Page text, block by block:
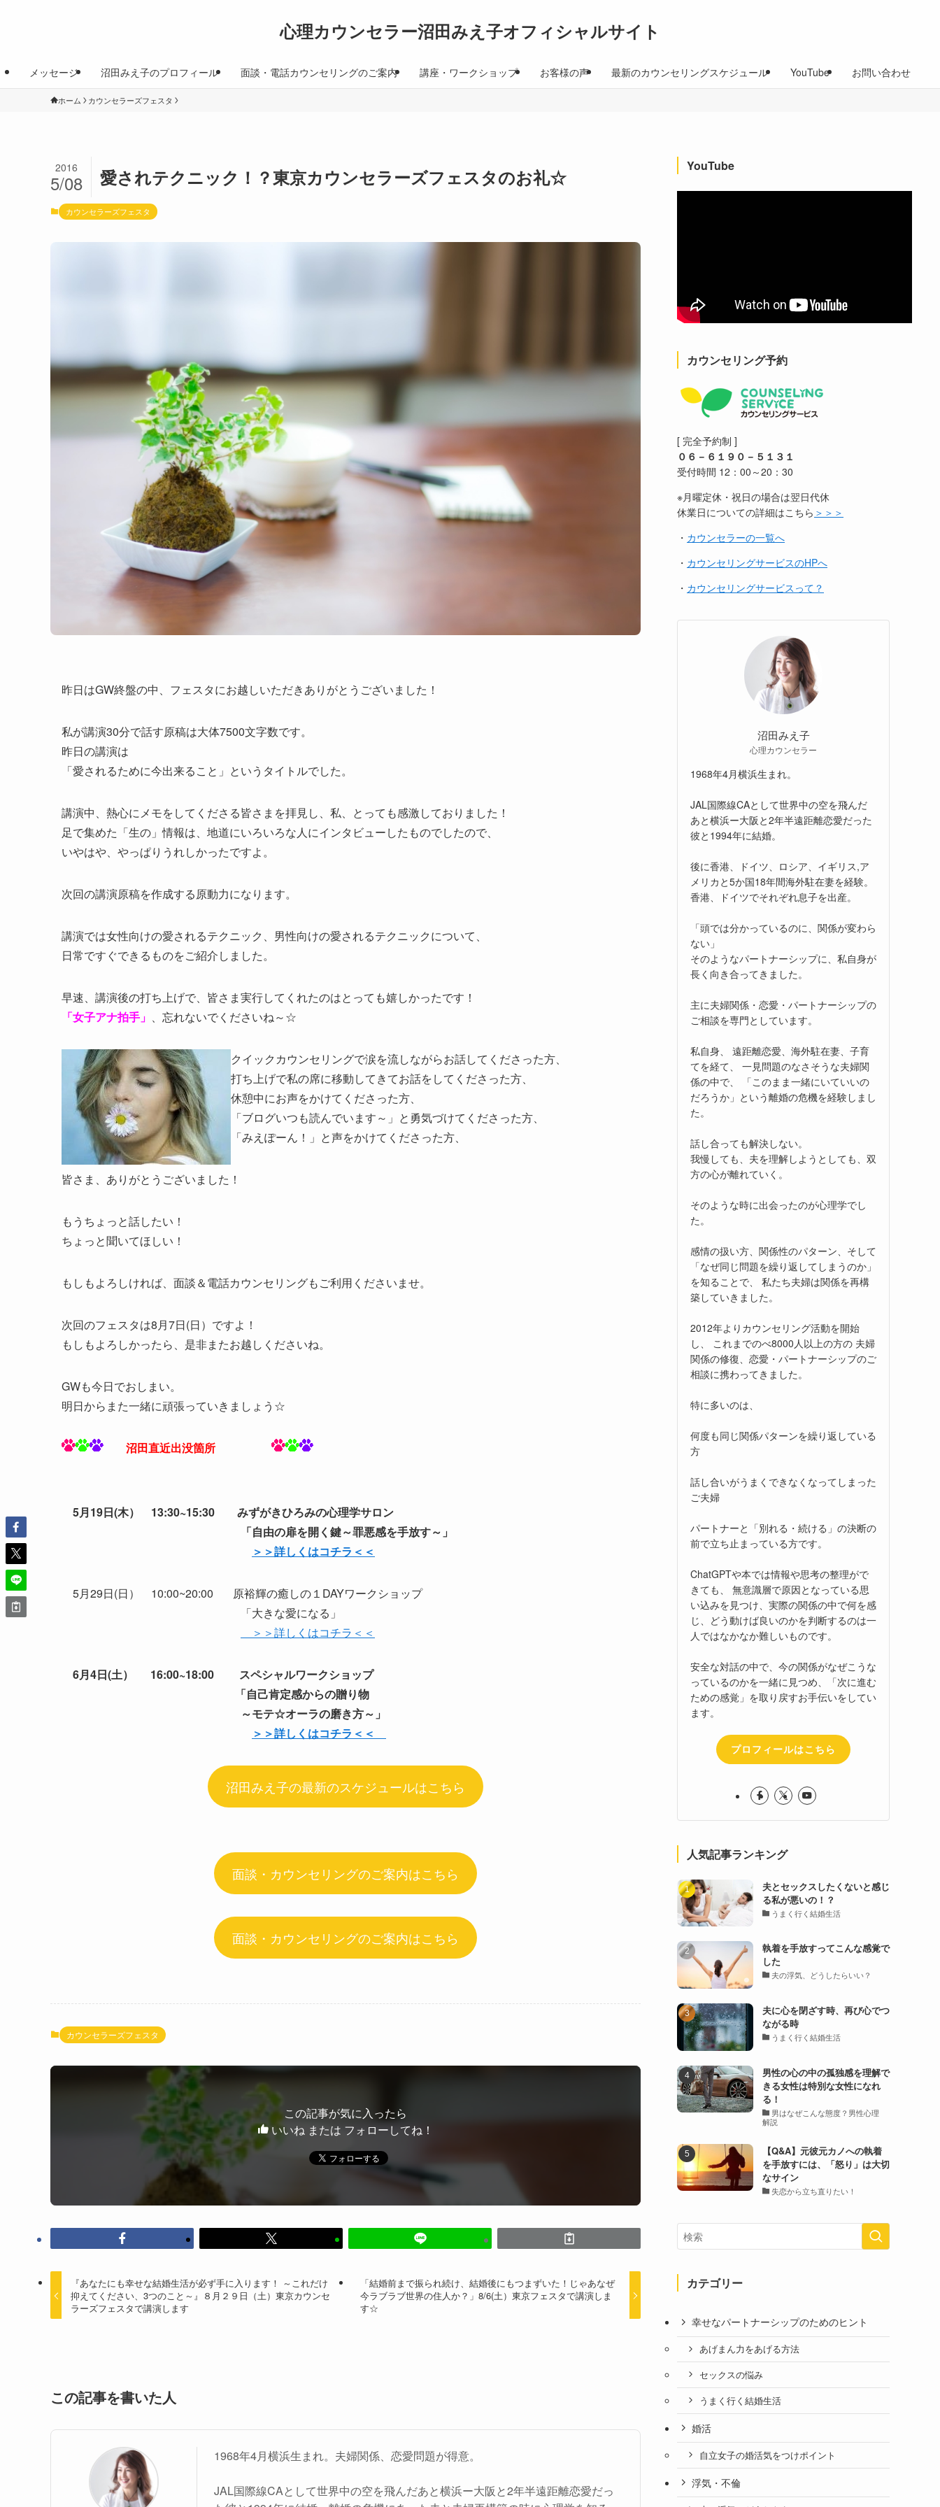
心理カウンセラー沼田みえ子オフィシャルサイト
メッセージ 沼田みえ子のプロフィール 面談・電話カウンセリングのご案内 講座・ワークショップ お客様の声 最新のカウンセリングスケジュール YouTube お問い合わせ
ホーム カウンセラーズフェスタ
愛されテクニック！？東京カウンセラーズフェスタのお礼☆
2016
5/08
カウンセラーズフェスタ
昨日はGW終盤の中、フェスタにお越しいただきありがとうございました！
私が講演30分で話す原稿は大体7500文字数です。
昨日の講演は
「愛されるために今出来ること」というタイトルでした。
講演中、熱心にメモをしてくださる皆さまを拝見し、私、とっても感激しておりました！
足で集めた「生の」情報は、地道にいろいろな人にインタビューしたものでしたので、
いやはや、やっぱりうれしかったですよ。
次回の講演原稿を作成する原動力になります。
講演では女性向けの愛されるテクニック、男性向けの愛されるテクニックについて、
日常ですぐできるものをご紹介しました。
早速、講演後の打ち上げで、皆さま実行してくれたのはとっても嬉しかったです！
「女子アナ拍手」 、忘れないでくださいね～☆
クイックカウンセリングで涙を流しながらお話してくださった方、
打ち上げで私の席に移動してきてお話をしてくださった方、
休憩中にお声をかけてくださった方、
「ブログいつも読んでいます～」と勇気づけてくださった方、
「みえぽーん！」と声をかけてくださった方、
皆さま、ありがとうございました！
もうちょっと話したい！
ちょっと聞いてほしい！
もしもよろしければ、面談＆電話カウンセリングもご利用くださいませ。
次回のフェスタは8月7日(日）ですよ！
もしもよろしかったら、是非またお越しくださいね。
GWも今日でおしまい。
明日からまた一緒に頑張っていきましょう☆
沼田直近出没箇所
5月19日(木） 13:30~15:30 みずがきひろみの心理学サロン
「自由の扉を開く鍵～罪悪感を手放す～」
＞＞詳しくはコチラ＜＜
5月29日(日） 10:00~20:00 原裕輝の癒しの１DAYワークショップ
「大きな愛になる」
＞＞詳しくはコチラ＜＜
6月4日(土） 16:00~18:00 スペシャルワークショップ
「自己肯定感からの贈り物
～モテ☆オーラの磨き方～」
＞＞詳しくはコチラ＜＜
沼田みえ子の最新のスケジュールはこちら
面談・カウンセリングのご案内はこちら
面談・カウンセリングのご案内はこちら
カウンセラーズフェスタ
この記事が気に入ったら
いいね または フォローしてね！
『あなたにも幸せな結婚生活が必ず手に入ります！ ～これだけ
抑えてください、3つのこと～』８月２９日（土）東京カウンセ
ラーズフェスタで講演します
「結婚前まで振られ続け、結婚後にもつまずいた！じゃあなぜ
今ラブラブ世界の住人か？」8/6(土）東京フェスタで講演しま
す☆
この記事を書いた人
1968年4月横浜生まれ。夫婦関係、恋愛問題が得意。
JAL国際線CAとして世界中の空を飛んだあと横浜ー大阪と2年半遠距離恋愛だっ
YouTube
カウンセリング予約
[ 完全予約制 ]
０６－６１９０－５１３１
受付時間 12：00～20：30
※月曜定休・祝日の場合は翌日代休
休業日についての詳細はこちら ＞＞＞
・ カウンセラーの一覧へ
・ カウンセリングサービスのHPへ
・ カウンセリングサービスって？
沼田みえ子
心理カウンセラー
1968年4月横浜生まれ。
JAL国際線CAとして世界中の空を飛んだ
あと横浜ー大阪と2年半遠距離恋愛だった
彼と1994年に結婚。
後に香港、ドイツ、ロシア、イギリス,ア
メリカと5か国18年間海外駐在妻を経験。
香港、ドイツでそれぞれ息子を出産。
「頭では分かっているのに、関係が変わら
ない」
そのようなパートナーシップに、私自身が
長く向き合ってきました。
主に夫婦関係・恋愛・パートナーシップの
ご相談を専門としています。
私自身、 遠距離恋愛、海外駐在妻、子育
てを経て、 一見問題のなさそうな夫婦関
係の中で、 「このまま一緒にいていいの
だろうか」という離婚の危機を経験しまし
た。
話し合っても解決しない。
我慢しても、夫を理解しようとしても、双
方の心が離れていく。
そのような時に出会ったのが心理学でし
た。
感情の扱い方、関係性のパターン、そして
「なぜ同じ問題を繰り返してしまうのか」
を知ることで、 私たち夫婦は関係を再構
築していきました。
2012年よりカウンセリング活動を開始
し、 これまでのべ8000人以上の方の 夫婦
関係の修復、恋愛・パートナーシップのご
相談に携わってきました。
特に多いのは、
何度も同じ関係パターンを繰り返している
方
話し合いがうまくできなくなってしまった
ご夫婦
パートナーと「別れる・続ける」の決断の
前で立ち止まっている方です。
ChatGPTや本では情報や思考の整理がで
きても、 無意識層で原因となっている思
い込みを見つけ、実際の関係の中で何を感
じ、どう動けば良いのかを判断するのは一
人ではなかなか難しいものです。
安全な対話の中で、今の関係がなぜこうな
っているのかを一緒に見つめ、「次に進む
ための感覚」を取り戻すお手伝いをしてい
ます。
プロフィールはこちら
人気記事ランキング
夫とセックスしたくないと感じ
る私が悪いの！？
うまく行く結婚生活
執着を手放すってこんな感覚で
した
夫の浮気、どうしたらいい？
夫に心を閉ざす時、再び心でつ
ながる時
うまく行く結婚生活
男性の心の中の孤独感を理解で
きる女性は特別な女性になれ
る！
男はなぜこんな態度？男性心理
解説
【Q&A】元彼元カノへの執着
を手放すには、「怒り」は大切
なサイン
失恋から立ち直りたい！
カテゴリー
幸せなパートナーシップのためのヒント
あげまん力をあげる方法
セックスの悩み
うまく行く結婚生活
婚活
自立女子の婚活気をつけポイント
浮気・不倫